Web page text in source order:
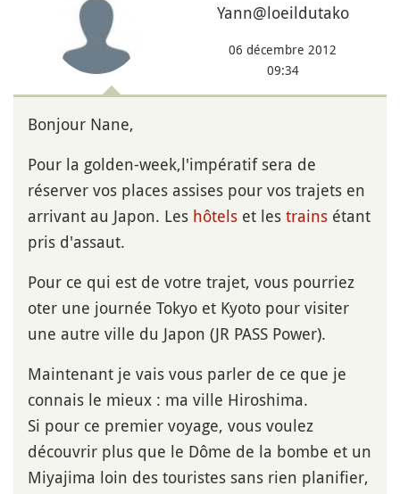
Yann@loeildutako
06 décembre 2012
09:34
Bonjour Nane,
Pour la golden-week,l'impératif sera de
réserver vos places assises pour vos trajets en
arrivant au Japon. Les hôtels et les trains étant
pris d'assaut.
Pour ce qui est de votre trajet, vous pourriez
oter une journée Tokyo et Kyoto pour visiter
une autre ville du Japon (JR PASS Power).
Maintenant je vais vous parler de ce que je
connais le mieux : ma ville Hiroshima.
Si pour ce premier voyage, vous voulez
découvrir plus que le Dôme de la bombe et un
Miyajima loin des touristes sans rien planifier,